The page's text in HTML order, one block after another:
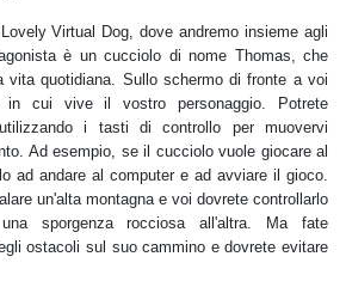
Virtual Dog, dove andremo insieme agli
è un cucciolo di nome Thomas, che
vita quotidiana. Sullo schermo di fronte a voi
in cui vive il vostro personaggio. Potrete
i tasti di controllo per muovervi
Ad esempio, se il cucciolo vuole giocare al
ad andare al computer e ad avviare il gioco.
un'alta montagna e voi dovrete controllarlo
sporgenza rocciosa all'altra. Ma fate
ostacoli sul suo cammino e dovrete evitare